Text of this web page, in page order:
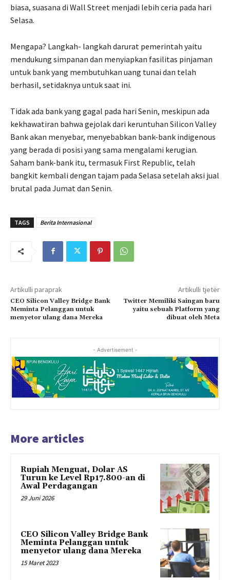
biasa, suasana di Wall Street menjadi lebih ceria pada hari
Selasa.
Mengapa? Langkah- langkah darurat pemerintah yaitu
mendukung simpanan dan menyiapkan fasilitas pinjaman
untuk bank yang membutuhkan uang tunai dan telah
berhasil, setidaknya untuk saat ini.
Tidak ada bank yang gagal pada hari Senin, meskipun ada
kekhawatiran bahwa gejolak dari keruntuhan Silicon Valley
Bank akan menyebar, menyebabkan bank-bank indigenous
yang berada di posisi yang sama mengalami kerugian.
Saham bank-bank itu, termasuk First Republic, telah
bangkit kembali dengan tajam pada Selasa setelah aksi jual
brutal pada Jumat dan Senin.
TAGS Berita Internasional
Artikulli paraprak
CEO Silicon Valley Bridge Bank
Meminta Pelanggan untuk
menyetor ulang dana Mereka
Artikulli tjetër
Twitter Memiliki Saingan baru
yaitu sebuah Platform yang
dibuat oleh Meta
- Advertisement -
More articles
Rupiah Menguat, Dolar AS
Turun ke Level Rp17.800-an di
Awal Perdagangan
29 Juni 2026
CEO Silicon Valley Bridge Bank
Meminta Pelanggan untuk
menyetor ulang dana Mereka
15 Maret 2023